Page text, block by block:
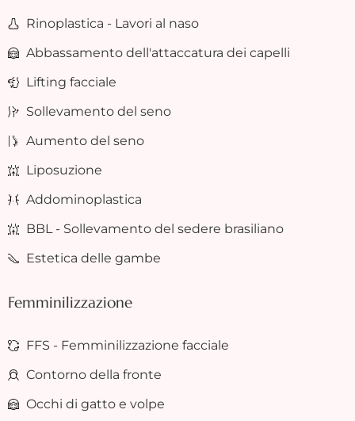
Rinoplastica - Lavori al naso
Abbassamento dell'attaccatura dei capelli
Lifting facciale
Sollevamento del seno
Aumento del seno
Liposuzione
Addominoplastica
BBL - Sollevamento del sedere brasiliano
Estetica delle gambe
Femminilizzazione
FFS - Femminilizzazione facciale
Contorno della fronte
Occhi di gatto e volpe